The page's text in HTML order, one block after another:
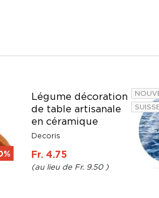
Légume décoration
de table artisanale
en céramique
Decoris
Fr. 4.75
Fr. 9.50